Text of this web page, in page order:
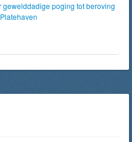
gewelddadige poging tot beroving